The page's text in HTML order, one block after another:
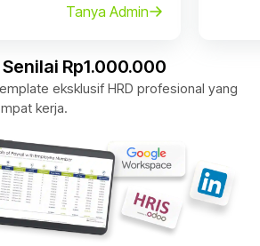
Tanya Admin
Rp1.000.000
eksklusif HRD profesional yang
kerja.